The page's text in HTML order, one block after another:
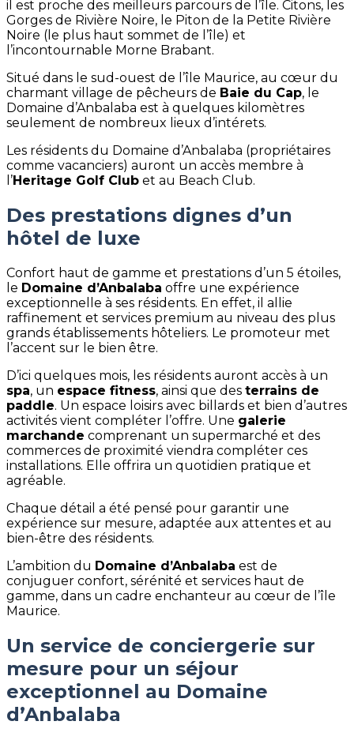
il est proche des meilleurs parcours de l’île. Citons, les
Gorges de Rivière Noire, le Piton de la Petite Rivière
Noire (le plus haut sommet de l’île) et
l’incontournable Morne Brabant.
Situé dans le sud-ouest de l’île Maurice, au cœur du
charmant village de pêcheurs de Baie du Cap, le
Domaine d’Anbalaba est à quelques kilomètres
seulement de nombreux lieux d’intérets.
Les résidents du Domaine d’Anbalaba (propriétaires
comme vacanciers) auront un accès membre à
l’Heritage Golf Club et au Beach Club.
Des prestations dignes d’un
hôtel de luxe
Confort haut de gamme et prestations d’un 5 étoiles,
le Domaine d’Anbalaba offre une expérience
exceptionnelle à ses résidents. En effet, il allie
raffinement et services premium au niveau des plus
grands établissements hôteliers. Le promoteur met
l’accent sur le bien être.
D’ici quelques mois, les résidents auront accès à un
spa, un espace fitness, ainsi que des terrains de
paddle. Un espace loisirs avec billards et bien d’autres
activités vient compléter l’offre. Une galerie
marchande comprenant un supermarché et des
commerces de proximité viendra compléter ces
installations. Elle offrira un quotidien pratique et
agréable.
Chaque détail a été pensé pour garantir une
expérience sur mesure, adaptée aux attentes et au
bien-être des résidents.
L’ambition du Domaine d’Anbalaba est de
conjuguer confort, sérénité et services haut de
gamme, dans un cadre enchanteur au cœur de l’île
Maurice.
Un service de conciergerie sur
mesure pour un séjour
exceptionnel au Domaine
d’Anbalaba